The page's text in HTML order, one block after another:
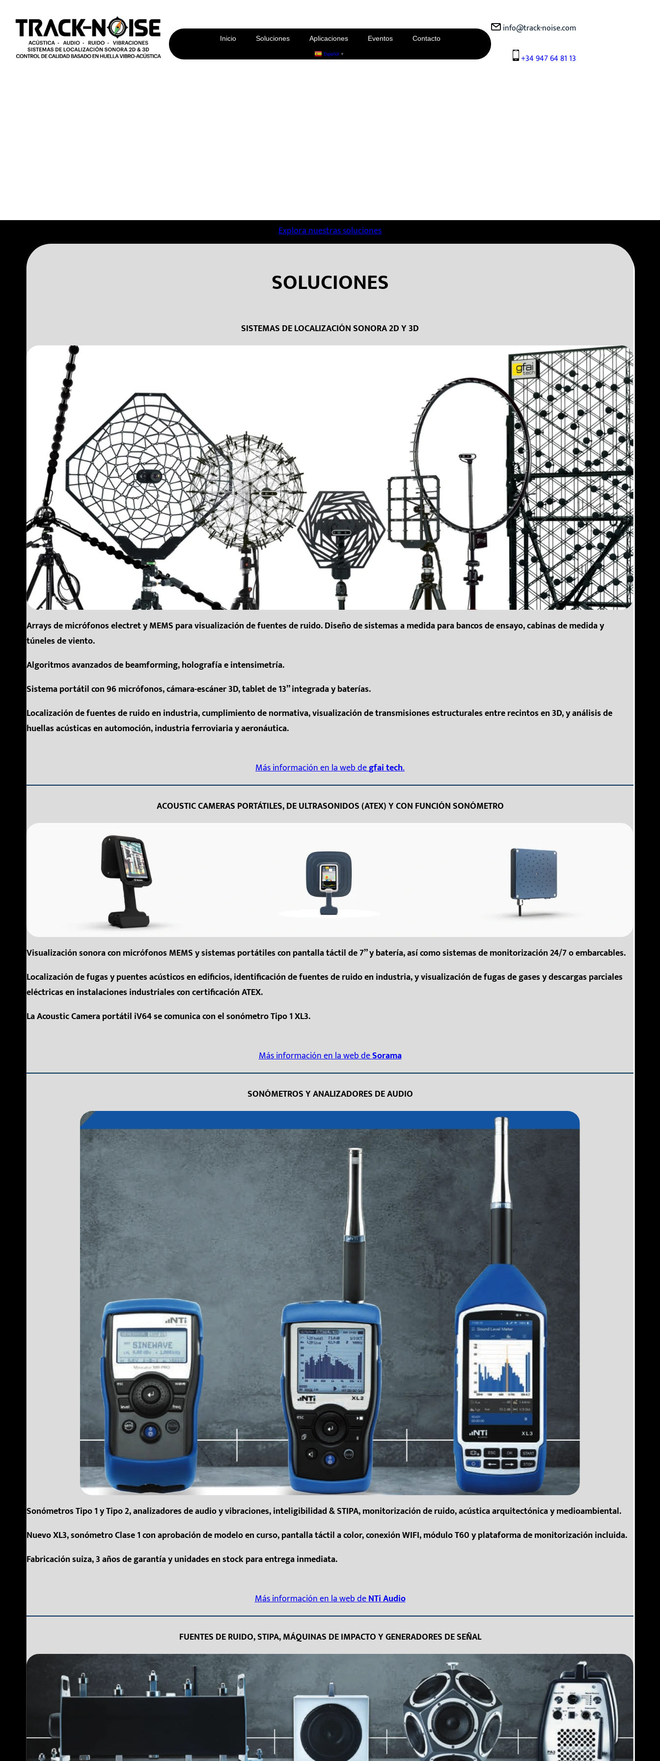
Inicio Soluciones Aplicaciones Eventos Contacto
Español ▼
info@track-noise.com
+34 947 64 81 13
Explora nuestras soluciones
SOLUCIONES
SISTEMAS DE LOCALIZACIÓN SONORA 2D Y 3D
Arrays de micrófonos electret y MEMS para visualización de fuentes de ruido. Diseño de sistemas a medida para bancos de ensayo, cabinas de medida y
túneles de viento.
Algoritmos avanzados de beamforming, holografía e intensimetría.
Sistema portátil con 96 micrófonos, cámara-escáner 3D, tablet de 13” integrada y baterías.
Localización de fuentes de ruido en industria, cumplimiento de normativa, visualización de transmisiones estructurales entre recintos en 3D, y análisis de
huellas acústicas en automoción, industria ferroviaria y aeronáutica.
Más información en la web degfai tech.
ACOUSTIC CAMERAS PORTÁTILES, DE ULTRASONIDOS (ATEX) Y CON FUNCIÓN SONÓMETRO
Visualización sonora con micrófonos MEMS y sistemas portátiles con pantalla táctil de 7” y batería, así como sistemas de monitorización 24/7 o embarcables.
Localización de fugas y puentes acústicos en edificios, identificación de fuentes de ruido en industria, y visualización de fugas de gases y descargas parciales
eléctricas en instalaciones industriales con certificación ATEX.
La Acoustic Camera portátil iV64 se comunica con el sonómetro Tipo 1 XL3.
Más información en la web deSorama
SONÓMETROS Y ANALIZADORES DE AUDIO
Sonómetros Tipo 1 y Tipo 2, analizadores de audio y vibraciones, inteligibilidad & STIPA, monitorización de ruido, acústica arquitectónica y medioambiental.
Nuevo XL3, sonómetro Clase 1 con aprobación de modelo en curso, pantalla táctil a color, conexión WIFI, módulo T60 y plataforma de monitorización incluida.
Fabricación suiza, 3 años de garantía y unidades en stock para entrega inmediata.
Más información en la web deNTi Audio
FUENTES DE RUIDO, STIPA, MÁQUINAS DE IMPACTO Y GENERADORES DE SEÑAL